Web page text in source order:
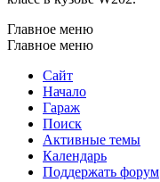
Главное меню
Главное меню
Сайт
Начало
Гараж
Поиск
Активные темы
Календарь
Поддержать форум